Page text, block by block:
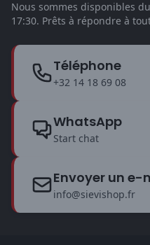
Nous sommes disponibles
17:30. Prêts à répondre à
Téléphone
+32 14 18 69 08
WhatsApp
Start chat
Envoyer un e-
info@sievishop.fr